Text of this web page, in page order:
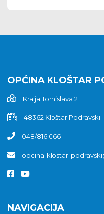
OPĆINA KLOŠTAR
Kralja Tomislava 2
48362 Kloštar Podravski
048/816 066
opcina-klostar-
NAVIGACIJA